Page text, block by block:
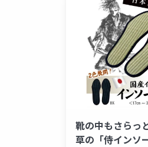
靴の中もさらっ
草の「侍インソ